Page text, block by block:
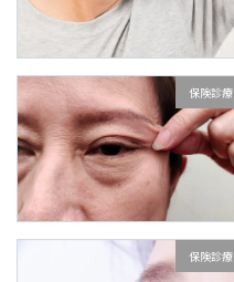
保険診療
保険診療